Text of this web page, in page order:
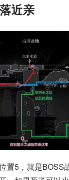
近亲
置5，就是BOSS